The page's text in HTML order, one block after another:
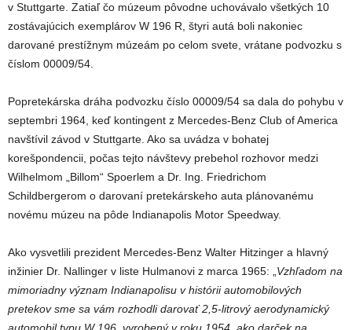
v Stuttgarte. Zatiaľ čo múzeum pôvodne uchovávalo všetkých 10
zostávajúcich exemplárov W 196 R, štyri autá boli nakoniec
darované prestížnym múzeám po celom svete, vrátane podvozku s
číslom 00009/54.
Popretekárska dráha podvozku číslo 00009/54 sa dala do pohybu v
septembri 1964, keď kontingent z Mercedes-Benz Club of America
navštívil závod v Stuttgarte. Ako sa uvádza v bohatej
korešpondencii, počas tejto návštevy prebehol rozhovor medzi
Wilhelmom „Billom“ Spoerlem a Dr. Ing. Friedrichom
Schildbergerom o darovaní pretekárskeho auta plánovanému
novému múzeu na pôde Indianapolis Motor Speedway.
Ako vysvetlili prezident Mercedes-Benz Walter Hitzinger a hlavný
inžinier Dr. Nallinger v liste Hulmanovi z marca 1965: „Vzhľadom na
mimoriadny význam Indianapolisu v histórii automobilových
pretekov sme sa vám rozhodli darovať 2,5-litrový aerodynamický